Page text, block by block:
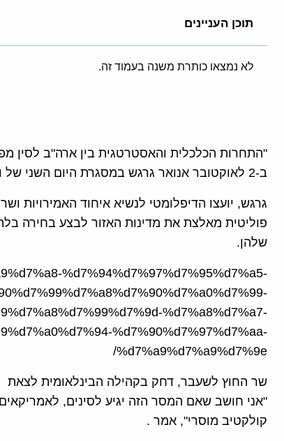
תוכן העניינים
לא נמצאו כותרת משנה בעמוד זה.
"התחרות הכלכלית והאסטרטגית בין ארה"ב לסין
ב-2 לאוקטובר אנואר גרגש במסגרת היום השני של ועידת המדיניות העולמית ה -14 באבו דאבי.
גרגש, יועצו הדיפלומטי לנשיא איחוד האמירויות
פוליטית מאלצת את מדינות האזור לבצע בחירה
שלהן.
%d7%94%d7%97%d7%95%d7%a5-
%d7%a8%d7%a7-
%d7%90%d7%97%d7%aa-
%d7%a9%d7%a9%d7%9e/
שר החוץ לשעבר, דחק בקהילה הבינלאומית
"אני חושב שאם המסר הזה יגיע לסינים,
קולקטיב מוסרי", אמר .